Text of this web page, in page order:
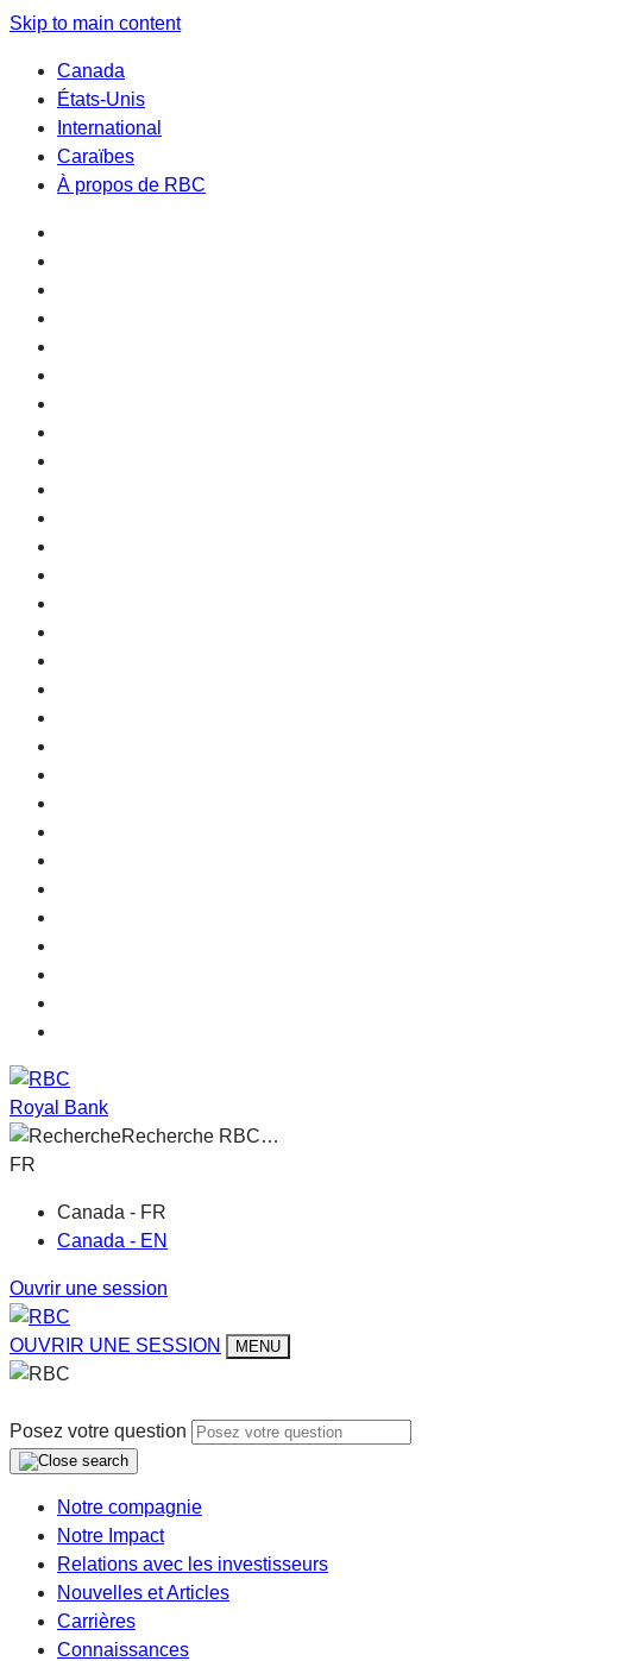
Skip to main content
Canada
États-Unis
International
Caraïbes
À propos de RBC
Royal Bank
Recherche RBC…
FR
Canada - FR
Canada - EN
Ouvrir une session
OUVRIR UNE SESSION MENU
Posez votre question
Notre compagnie
Notre Impact
Relations avec les investisseurs
Nouvelles et Articles
Carrières
Connaissances